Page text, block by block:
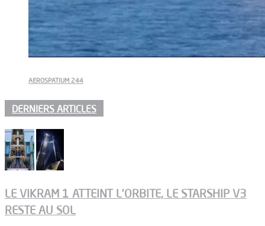
AEROSPATIUM 244
DERNIERS ARTICLES
LE VIKRAM 1 ATTEINT L’ORBITE, LE STARSHIP V3
RESTE AU SOL